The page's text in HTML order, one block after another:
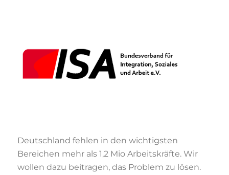
Deutschland fehlen in den wichtigsten
Bereichen mehr als 1,2 Mio Arbeitskräfte. Wir
wollen dazu beitragen, das Problem zu lösen.